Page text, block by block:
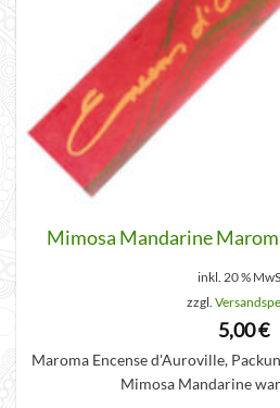
Mimosa Mandarine
inkl. 20 %
zzgl.
5,00€
Maroma Encense d'Auroville,
Mimosa Mandarine